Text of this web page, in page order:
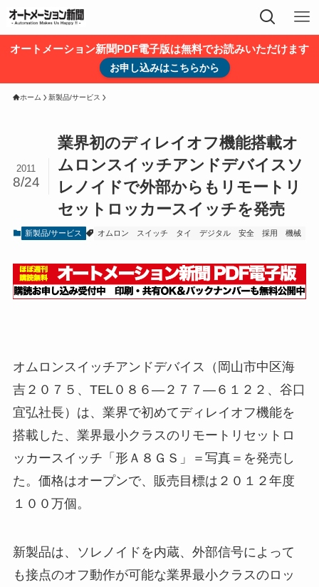
オートメーション新聞PDF電子版は無料でお読みいただけます
お申し込みはこちらから
ホーム 新製品/サービス
業界初のディレイオフ機能搭載オ
ムロンスイッチアンドデバイスソ
レノイドで外部からもリモートリ
セットロッカースイッチを発売
2011
8/24
新製品/サービス オムロン スイッチ タイ デジタル 安全 採用 機械
オムロンスイッチアンドデバイス（岡山市中区海
吉２０７５、TEL０８６―２７７―６１２２、谷口
宜弘社長）は、業界で初めてディレイオフ機能を
搭載した、業界最小クラスのリモートリセットロ
ッカースイッチ「形Ａ８ＧＳ」＝写真＝を発売し
た。価格はオープンで、販売目標は２０１２年度
１００万個。
新製品は、ソレノイドを内蔵、外部信号によって
も接点のオフ動作が可能な業界最小クラスのロッ